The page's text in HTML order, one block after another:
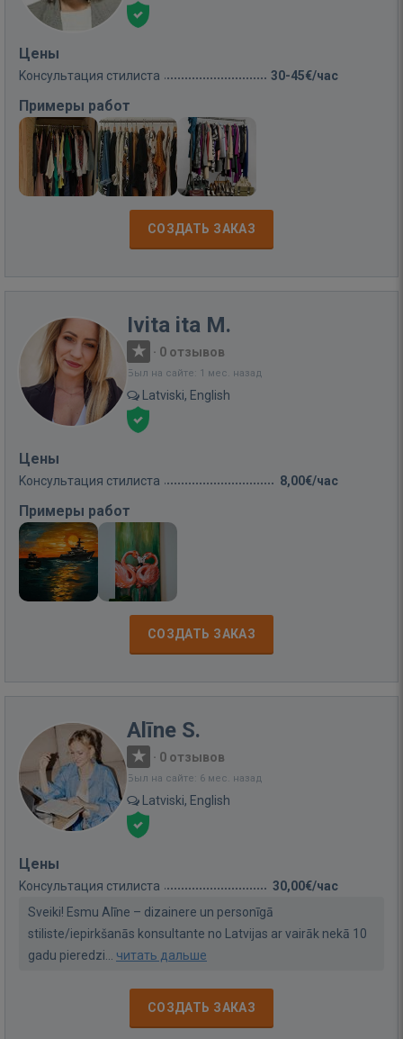
Цены
Kонсультация стилиста 30-45€/час
Примеры работ
СОЗДАТЬ ЗАКАЗ
Ivita ita M.
· 0 отзывов
Был на сайте: 1 мес. назад
Latviski, English
Цены
Kонсультация стилиста 8,00€/час
Примеры работ
СОЗДАТЬ ЗАКАЗ
Alīne S.
· 0 отзывов
Был на сайте: 6 мес. назад
Latviski, English
Цены
Kонсультация стилиста
30,00€/час
Sveiki! Esmu Alīne – dizainere un personīgā
stiliste/iepirkšanās konsultante no Latvijas ar vairāk nekā 10
gadu pieredzi... читать дальше
СОЗДАТЬ ЗАКАЗ